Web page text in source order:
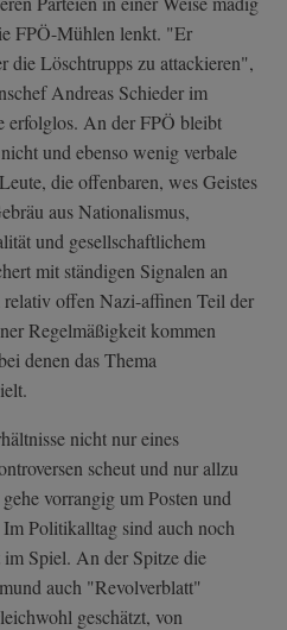
FPÖ-Mühlen lenkt. "Er
die Löschtrupps zu attackieren",
Andreas Schieder im
erfolglos. An der FPÖ bleibt
und ebenso wenig verbale
die offenbaren, wes Geistes
aus Nationalismus,
und gesellschaftlichem
mit ständigen Signalen an
offen Nazi-affinen Teil der
Regelmäßigkeit kommen
denen das Thema
nicht nur eines
scheut und nur allzu
vorrangig um Posten und
Politikalltag sind auch noch
Spiel. An der Spitze die
auch "Revolverblatt"
geschätzt, von